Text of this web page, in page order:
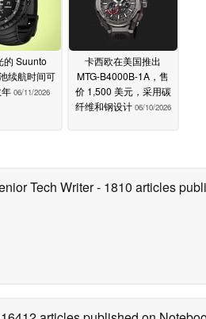
的 Suunto
续航时间可
06/11/2026
卡西欧在美国推出
MTG-B4000B-1A，售
价 1,500 美元，采用碳
纤维和钢设计 06/10/2026
Tech Writer- 1810 articles